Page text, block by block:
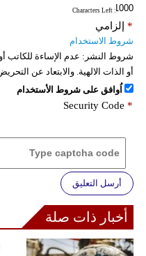
: Characters Left
إلزامي *
شروط الاستخدام
شروط النشر: عدم الإساءة للكاتب
أو الذات الالهية. والابتعاد عن
اُوافق على شروط الأستخدام
Security Code *
أرسل التعليق
أخبار ذات صلة